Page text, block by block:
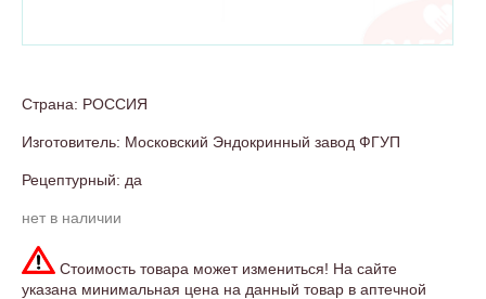
Страна: РОССИЯ
Изготовитель: Московский Эндокринный завод ФГУП
Рецептурный: да
нет в наличии
Стоимость товара может измениться! На сайте
указана минимальная цена на данный товар в аптечной